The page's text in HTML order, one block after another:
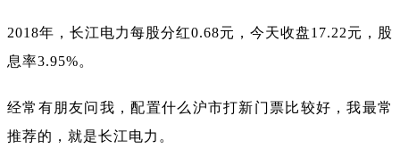
2018年，长江电力每股分红0.68元，今天收盘17.22元，股
息率3.95%。
经常有朋友问我，配置什么沪市打新门票比较好，我最常
推荐的，就是长江电力。